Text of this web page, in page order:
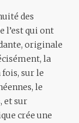
des
l’est qui ont
originale
la
fois, sur le
le
et sur
crée une